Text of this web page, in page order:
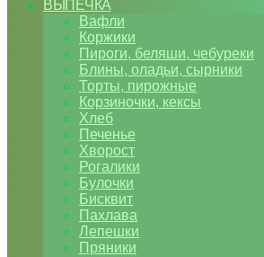
ВЫПЕЧКА
Вафли
Коржики
Пироги, беляши, чебуреки
Блины, оладьи, сырники
Торты, пирожные
Корзиночки, кексы
Хлеб
Печенье
Хворост
Рогалики
Булочки
Бисквит
Пахлава
Лепешки
Пряники